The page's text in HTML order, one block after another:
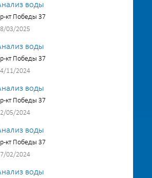
воды
кт Победы 37
03/2025
воды
кт Победы 37
11/2024
воды
кт Победы 37
05/2024
воды
кт Победы 37
02/2024
воды